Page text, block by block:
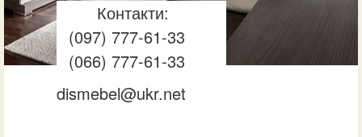
Контакти:
(097) 777-61-33
(066) 777-61-33
dismebel@ukr.net